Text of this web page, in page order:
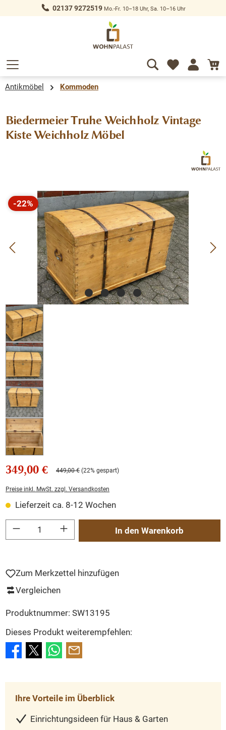
springen 02137 9272519Mo.-Fr. 10–18 Uhr, Sa. 10–16 Uhr
Antikmöbel Kommoden
Biedermeier Truhe Weichholz Vintage
Kiste Weichholz Möbel
Bildergalerie überspringen
-22%
Rabatt
349,00 € 449,00 € (22% gespart)
Preise inkl. MwSt. zzgl. Versandkosten
Lieferzeit ca. 8-12 Wochen
Produkt Anzahl: Gib den gewünschten Wert ein oder benutze die Schaltflächen
In den Warenkorb
Zum Merkzettel hinzufügen
Vergleichen
Produktnummer: SW13195
Dieses Produkt weiterempfehlen:
Ihre Vorteile im Überblick
Einrichtungsideen für Haus & Garten